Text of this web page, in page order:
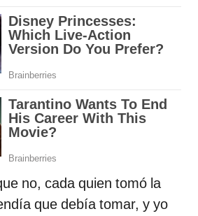
no, cada quien tomó la
que debía tomar, y yo